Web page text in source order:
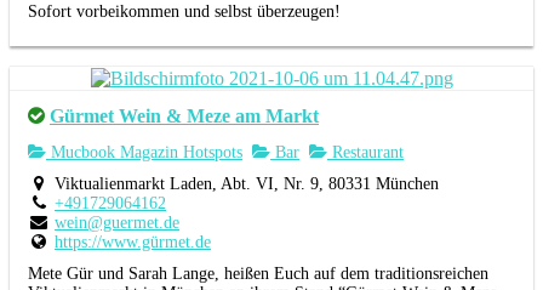
Sofort vorbeikommen und selbst überzeugen!
Gürmet Wein & Meze am Markt
Mucbook Magazin Hotspots Bar
Restaurant
Viktualienmarkt Laden, Abt. VI, Nr. 9, 80331 München
+491729064162
wein@guermet.de
https://www.gürmet.de
Mete Gür und Sarah Lange, heißen Euch auf dem traditionsreichen